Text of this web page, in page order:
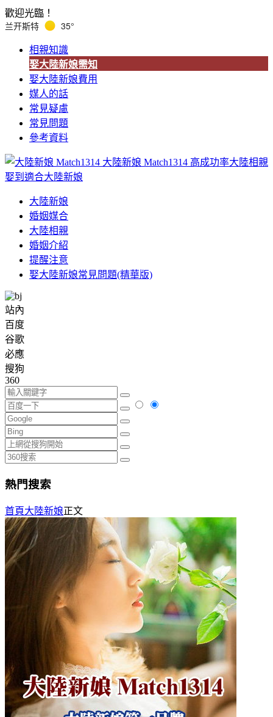
歡迎光臨！
兰开斯特 35°
相親知識
娶大陸新娘需知
娶大陸新娘費用
媒人的話
常見疑慮
常見問題
參考資料
大陸新娘 Match1314 高成功率大陸相親
娶到適合大陸新娘
大陸新娘
婚姻媒合
大陸相親
婚姻介紹
提醒注意
娶大陸新娘常見問題(精華版)
站內
百度
谷歌
必應
搜狗
360
熱門搜索
首頁大陸新娘正文